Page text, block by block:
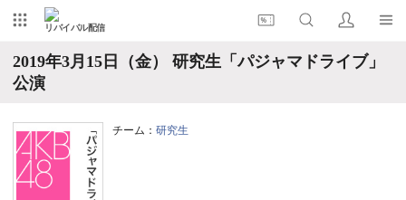
リバイバル配信
2019年3月15日（金） 研究生「パジャマドライブ」
公演
チーム： 研究生